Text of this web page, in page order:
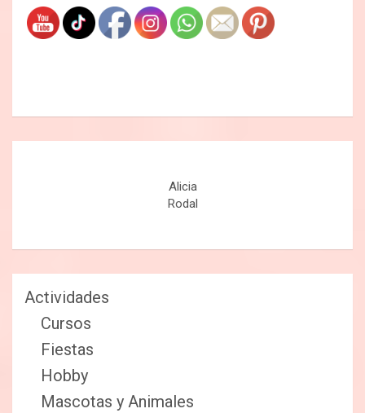
Alicia
Rodal
Actividades
Cursos
Fiestas
Hobby
Mascotas y Animales